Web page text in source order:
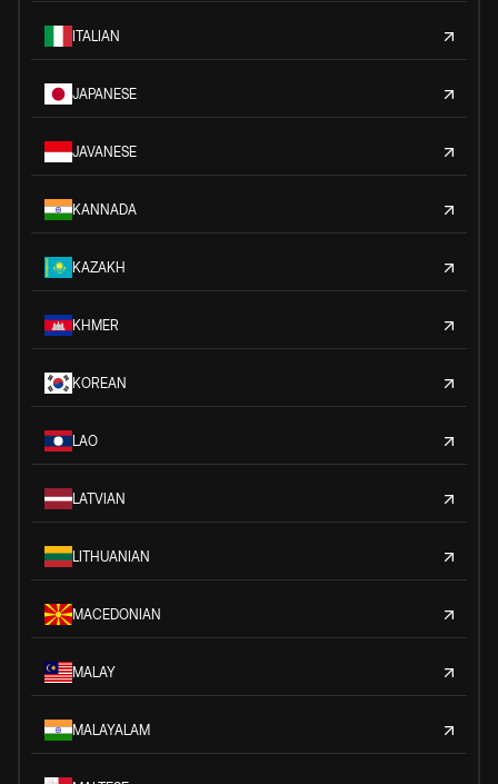
ITALIAN
JAPANESE
JAVANESE
KANNADA
KAZAKH
KHMER
KOREAN
LAO
LATVIAN
LITHUANIAN
MACEDONIAN
MALAY
MALAYALAM